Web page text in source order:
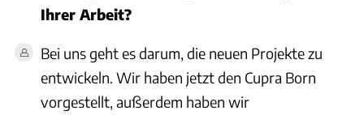
Ihrer Arbeit?
Bei uns geht es darum, die neuen Projekte zu
entwickeln. Wir haben jetzt den Cupra Born
vorgestellt, außerdem haben wir